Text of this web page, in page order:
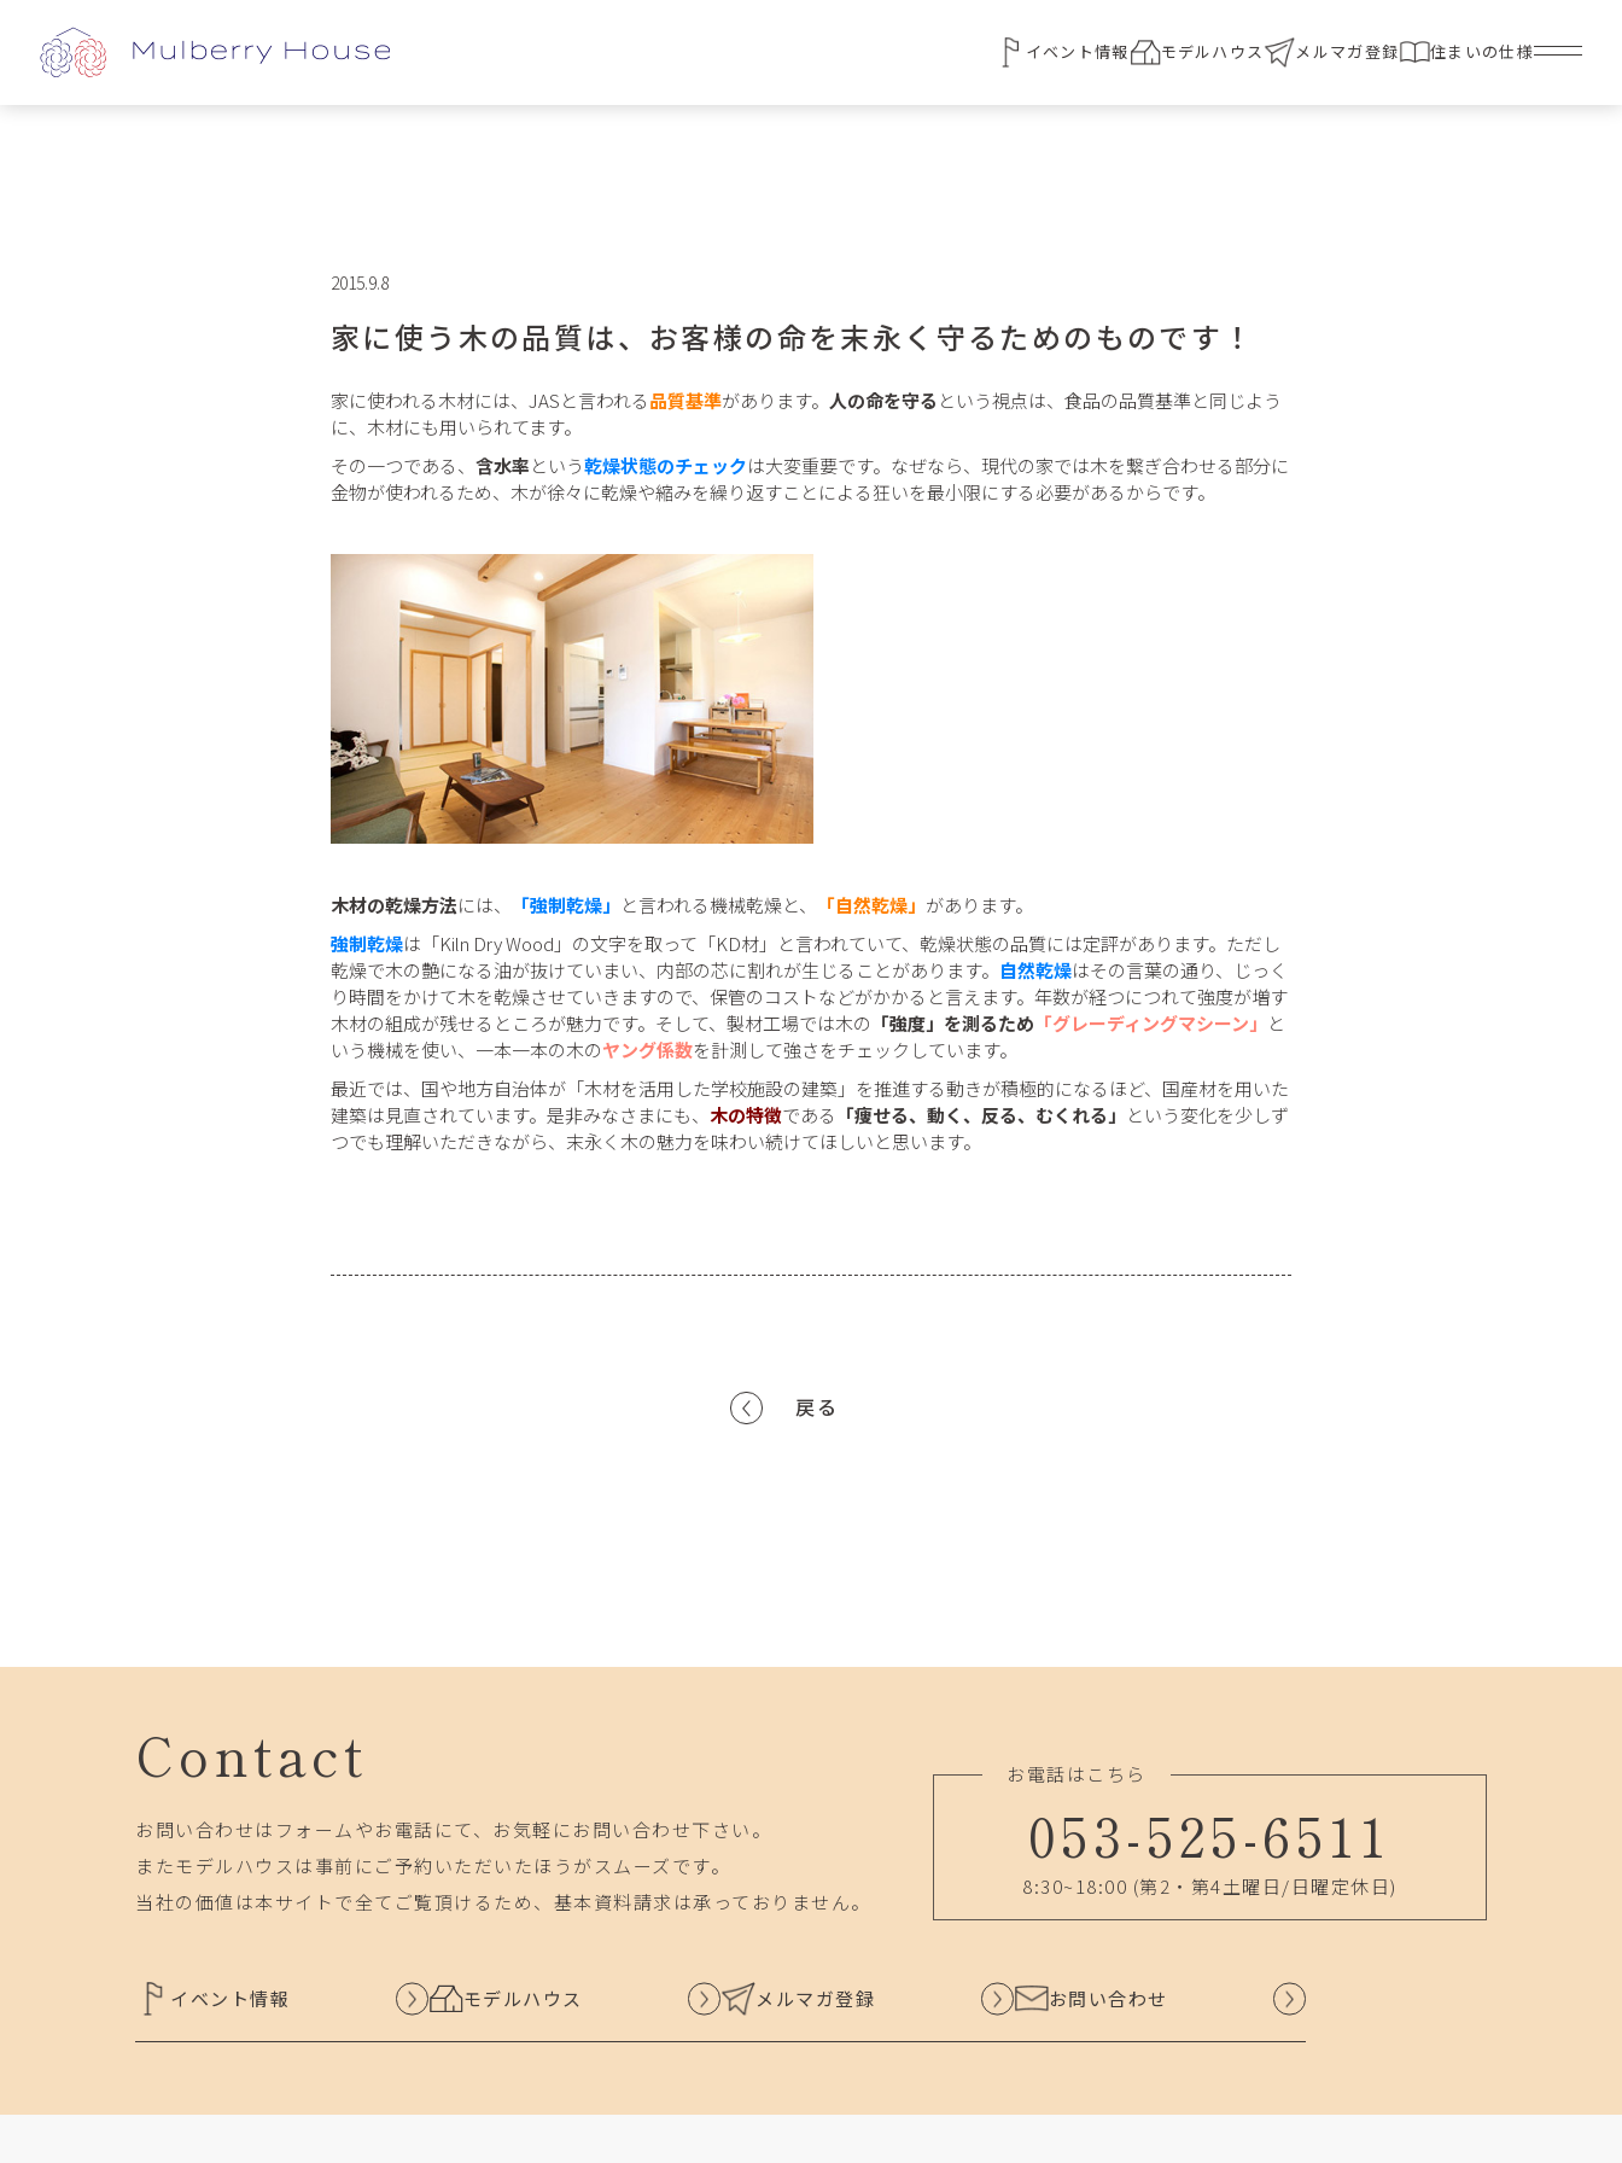
イベント情報 モデルハウス メルマガ登録 住まいの仕様
2015.9.8
家に使う木の品質は、お客様の命を末永く守るためのものです！
家に使われる木材には、JASと言われる品質基準があります。 人の命を守る という視点は、食品の品質基準と同じよう
に、木材にも用いられてます。
その一つである、 含水率という乾燥状態のチェックは大変重要です。なぜなら、現代の家では木を繋ぎ合わせる部分に
金物が使われるため、木が徐々に乾燥や縮みを繰り返すことによる狂いを最小限にする必要があるからです。
木材の乾燥方法には、 「強制乾燥」 と言われる機械乾燥と、 「自然乾燥」 があります。
強制乾燥は「Kiln Dry Wood」の文字を取って「KD材」と言われていて、乾燥状態の品質には定評があります。ただし
乾燥で木の艶になる油が抜けていまい、内部の芯に割れが生じることがあります。 自然乾燥はその言葉の通り、じっく
り時間をかけて木を乾燥させていきますので、保管のコストなどがかかると言えます。年数が経つにつれて強度が増す
木材の組成が残せるところが魅力です。そして、製材工場では木の 「強度」を測るため 「グレーディングマシーン」 と
いう機械を使い、一本一本の木のヤング係数を計測して強さをチェックしています。
最近では、国や地方自治体が「木材を活用した学校施設の建築」を推進する動きが積極的になるほど、国産材を用いた
建築は見直されています。是非みなさまにも、 木の特徴である 「痩せる、動く、反る、むくれる」 という変化を少しず
つでも理解いただきながら、末永く木の魅力を味わい続けてほしいと思います。
戻る
Contact
お問い合わせはフォームやお電話にて、お気軽にお問い合わせ下さい。
またモデルハウスは事前にご予約いただいたほうがスムーズです。
当社の価値は本サイトで全てご覧頂けるため、基本資料請求は承っておりません。
お電話はこちら
053-525-6511
8:30~18:00 (第2・第4土曜日/日曜定休日)
イベント情報 モデルハウス メルマガ登録 お問い合わせ